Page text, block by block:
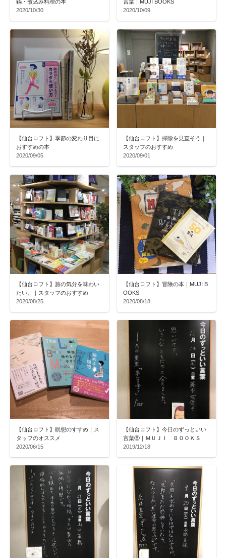
鍋・煮込み料理の本
2020/10/30
言葉｜MUJI BOOKS
2020/10/09
【仙台ロフト】季節の変わり目に
おすすめの本
2020/09/05
【仙台ロフト】掃除を見直そう｜
スタッフのおすすめ
2020/09/01
【仙台ロフト】旅の気分を味わい
たい。｜スタッフのおすすめ
2020/08/25
【仙台ロフト】冒険の本｜MUJI B
OOKS
2020/08/18
【仙台ロフト】瞑想のすすめ｜ス
タッフのオススメ
2020/06/15
【仙台ロフト】今日のずっといい
言葉⑧｜ＭＵＪＩ ＢＯＯＫＳ
2019/12/18